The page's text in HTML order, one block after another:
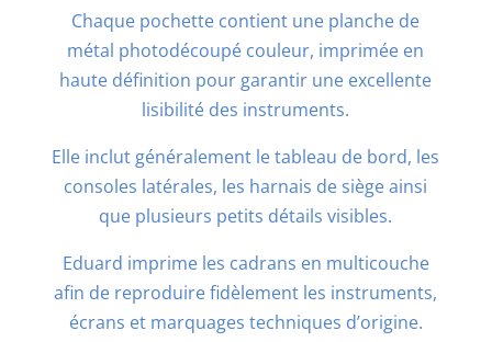
Chaque pochette contient une planche de
métal photodécoupé couleur, imprimée en
haute définition pour garantir une excellente
lisibilité des instruments.
Elle inclut généralement le tableau de bord, les
consoles latérales, les harnais de siège ainsi
que plusieurs petits détails visibles.
Eduard imprime les cadrans en multicouche
afin de reproduire fidèlement les instruments,
écrans et marquages techniques d’origine.